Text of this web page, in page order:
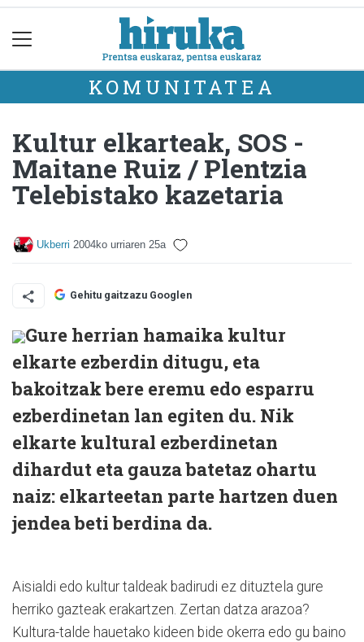
KOMUNITATEA
Kultur elkarteak, SOS -
Maitane Ruiz / Plentzia
Telebistako kazetaria
Ukberri 2004ko urriaren 25a
Gehitu gaitzazu Googlen
Gure herrian hamaika kultur
elkarte ezberdin ditugu, eta
bakoitzak bere eremu edo esparru
ezberdinetan lan egiten du. Nik
elkarte kultural ezberdinetan
dihardut eta gauza batetaz ohartu
naiz: elkarteetan parte hartzen duen
jendea beti berdina da.
Aisialdi edo kultur taldeak badirudi ez dituztela gure
herriko gazteak erakartzen. Zertan datza arazoa?
Kultura-talde hauetako kideen bide okerra edo gu baino